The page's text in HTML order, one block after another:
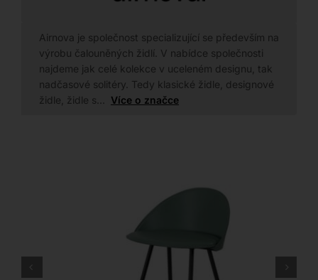
Airnova je společnost specializující se především na
výrobu čalouněných židlí. V nabídce společnosti
najdeme jak celé kolekce v uceleném designu, tak
nadčasové solitéry. Tedy klasické židle, designové
židle, židle s… Více o značce